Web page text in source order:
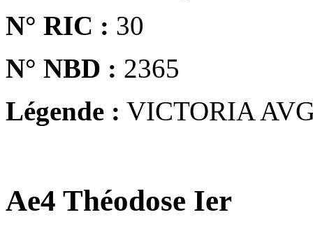
N° RIC : 30
N° NBD : 2365
Légende : VICTORIA
Ae4 Théodose Ier